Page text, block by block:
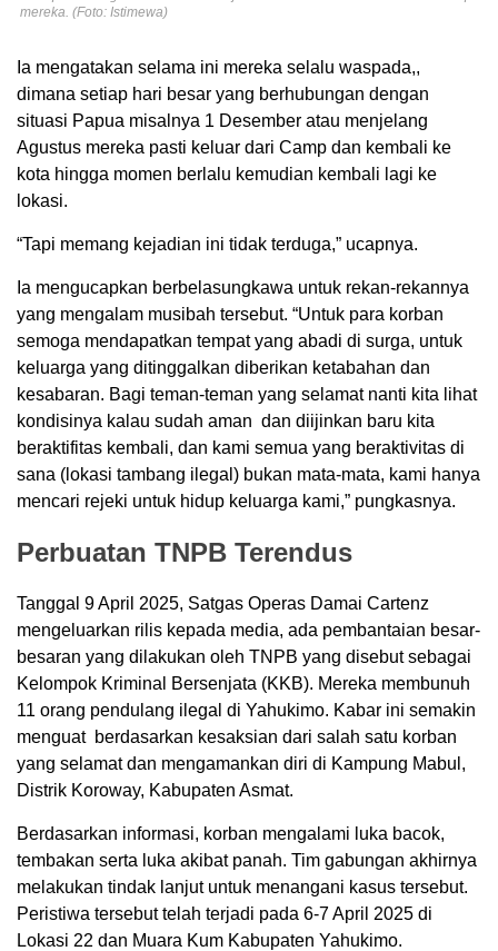
mereka. (Foto: Istimewa)
Ia mengatakan selama ini mereka selalu waspada,,
dimana setiap hari besar yang berhubungan dengan
situasi Papua misalnya 1 Desember atau menjelang
Agustus mereka pasti keluar dari Camp dan kembali ke
kota hingga momen berlalu kemudian kembali lagi ke
lokasi.
“Tapi memang kejadian ini tidak terduga,” ucapnya.
Ia mengucapkan berbelasungkawa untuk rekan-rekannya
yang mengalam musibah tersebut. “Untuk para korban
semoga mendapatkan tempat yang abadi di surga, untuk
keluarga yang ditinggalkan diberikan ketabahan dan
kesabaran. Bagi teman-teman yang selamat nanti kita lihat
kondisinya kalau sudah aman dan diijinkan baru kita
beraktifitas kembali, dan kami semua yang beraktivitas di
sana (lokasi tambang ilegal) bukan mata-mata, kami hanya
mencari rejeki untuk hidup keluarga kami,” pungkasnya.
Perbuatan TNPB Terendus
Tanggal 9 April 2025, Satgas Operas Damai Cartenz
mengeluarkan rilis kepada media, ada pembantaian besar-
besaran yang dilakukan oleh TNPB yang disebut sebagai
Kelompok Kriminal Bersenjata (KKB). Mereka membunuh
11 orang pendulang ilegal di Yahukimo. Kabar ini semakin
menguat berdasarkan kesaksian dari salah satu korban
yang selamat dan mengamankan diri di Kampung Mabul,
Distrik Koroway, Kabupaten Asmat.
Berdasarkan informasi, korban mengalami luka bacok,
tembakan serta luka akibat panah. Tim gabungan akhirnya
melakukan tindak lanjut untuk menangani kasus tersebut.
Peristiwa tersebut telah terjadi pada 6-7 April 2025 di
Lokasi 22 dan Muara Kum Kabupaten Yahukimo.